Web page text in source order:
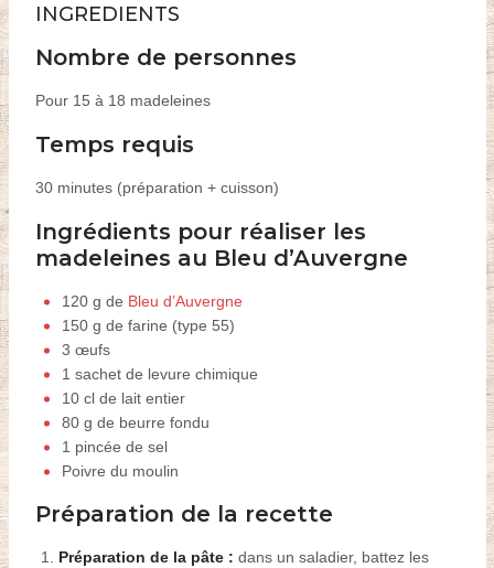
INGREDIENTS
Nombre de personnes
Pour 15 à 18 madeleines
Temps requis
30 minutes (préparation + cuisson)
Ingrédients pour réaliser les
madeleines au Bleu d’Auvergne
120 g de Bleu d’Auvergne
150 g de farine (type 55)
3 œufs
1 sachet de levure chimique
10 cl de lait entier
80 g de beurre fondu
1 pincée de sel
Poivre du moulin
Préparation de la recette
Préparation de la pâte : dans un saladier, battez les